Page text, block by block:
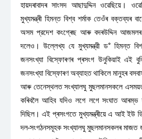
হায়দৰাবাদৰ সাংসদ আছাদুদ্দিন ওৱেছিয়ে।
মুখ্যমন্ত্ৰী হিমন্ত বিশ্ব শৰ্মাক তেওঁৰ বক্তব্যৰ
অসম প্রদেশ কংগ্ৰেছ আৰু বদৰউদ্দিন
দলেও। উল্লেখ্য যে মুখ্যমন্ত্রী ড° হিমন্ত
জনসংখ্যা বিস্ফোৰণৰ প্ৰসংগ উনুকিয়াই এই
জনসংখ্যা বিস্ফোৰণ অব্যাহত থাকিলে মানুহৰ
আৰু তেনেস্থলত সংখ্যালঘু মুছলমানসকলে এসময়ত
কৰিবলৈ আহিব যদিও লগে লগে সংঘাত আৰম্ভ
দিছিল। এই প্ৰসংগতে মুখ্যমন্ত্ৰীয়ে এ আই
দল-সংগঠনসমূহক সংখ্যালঘু মুছলমানসকলৰ মাজত